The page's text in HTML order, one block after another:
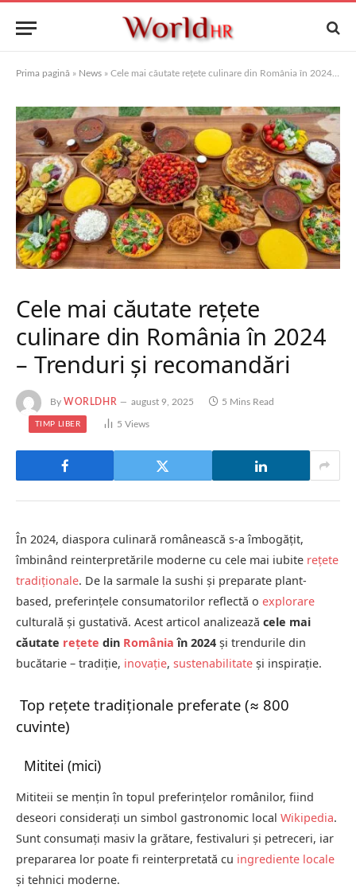
Prima pagină » News » Cele mai căutate rețete culinare din România în 2024 – Trenduri și recomandări
Cele mai căutate rețete
culinare din România în 2024
– Trenduri și recomandări
By WORLDHR august 9, 2025 5 Mins Read
TIMP LIBER 5 Views
În 2024, diaspora culinară românească s-a îmbogățit,
îmbinând reinterpretările moderne cu cele mai iubite rețete
tradiționale. De la sarmale la sushi și preparate plant-
based, preferințele consumatorilor reflectă o explorare
culturală și gustativă. Acest articol analizează cele mai
căutate rețete din România în 2024 și trendurile din
bucătarie – tradiție, inovație, sustenabilitate și inspirație.
Top rețete tradiționale preferate (≈ 800
cuvinte)
Mititei (mici)
Mititeii se mențin în topul preferințelor românilor, fiind
deseori considerați un simbol gastronomic local Wikipedia.
Sunt consumați masiv la grătare, festivaluri și petreceri, iar
prepararea lor poate fi reinterpretată cu ingrediente locale
și tehnici moderne.